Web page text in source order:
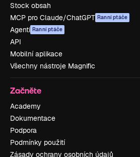
Stock obsah
MCP pro Claude/ChatGPT Ranní ptáče
Agenti Ranní ptáče
API
Mobilní aplikace
Všechny nástroje Magnific
Začněte
Academy
Dokumentace
Podpora
Podmínky použití
Zásady ochrany osobních údajů